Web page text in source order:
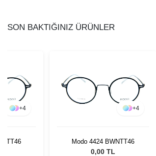
SON BAKTIĞINIZ ÜRÜNLER
+4 +4
Modo 4424 BWNTT46
0,00 TL